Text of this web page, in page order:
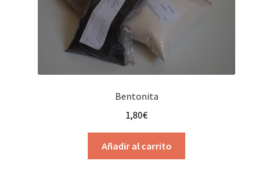
Bentonita
1,80€
Añadir al carrito